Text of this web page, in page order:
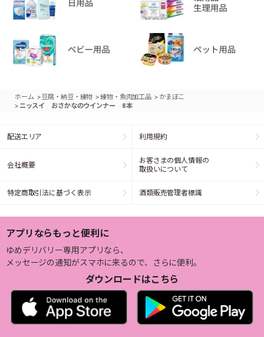
ホーム >豆腐・納豆・練物 >練物・魚肉加工品 > かまぼこ
> ニッスイ おさかなのウインナー 8本
配送エリア 利用規約
会社概要
お客さまの個人情報の
取扱いについて
特定商取引法に基づく表示 酒類販売管理者標識
アプリならもっと便利に
ゆめデリバリー専用アプリなら、
メッセージの通知がスマホに来るので、さらに便利。
ダウンロードはこちら